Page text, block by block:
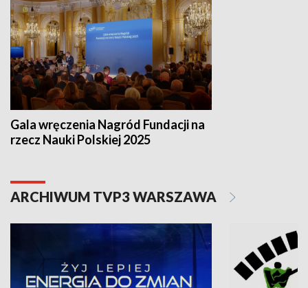
Gala wręczenia Nagród Fundacji na
rzecz Nauki Polskiej 2025
ARCHIWUM TVP3 WARSZAWA